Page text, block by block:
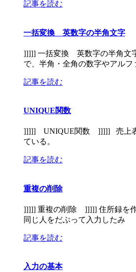
記事を読む
一括変換 英数字の半角文字
]]]]] 一括変換 英数字の半角文
で、半角・全角の数字やアルフ
記事を読む
UNIQUE関数
]]]]] UNIQUE関数 ]]]]] 売上表
ている。
記事を読む
重複の削除
]]]]] 重複の削除 ]]]]] 住所録を
同じ人をだぶって入力したみ
記事を読む
入力の基本